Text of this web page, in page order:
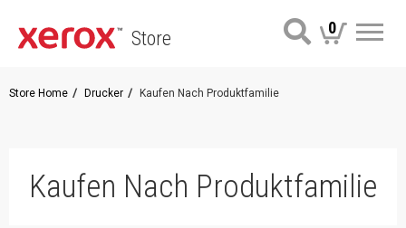
Store 0
Store Home Drucker Kaufen Nach Produktfamilie
Kaufen Nach Produktfamilie